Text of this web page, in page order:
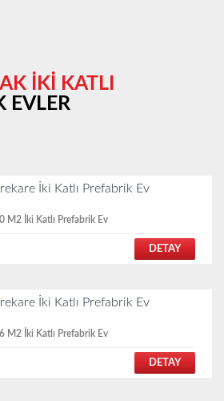
İKİ KATLI
EVLER
M2 İki Katlı Prefabrik Ev
DETAY
M2 İki Katlı Prefabrik Ev
DETAY